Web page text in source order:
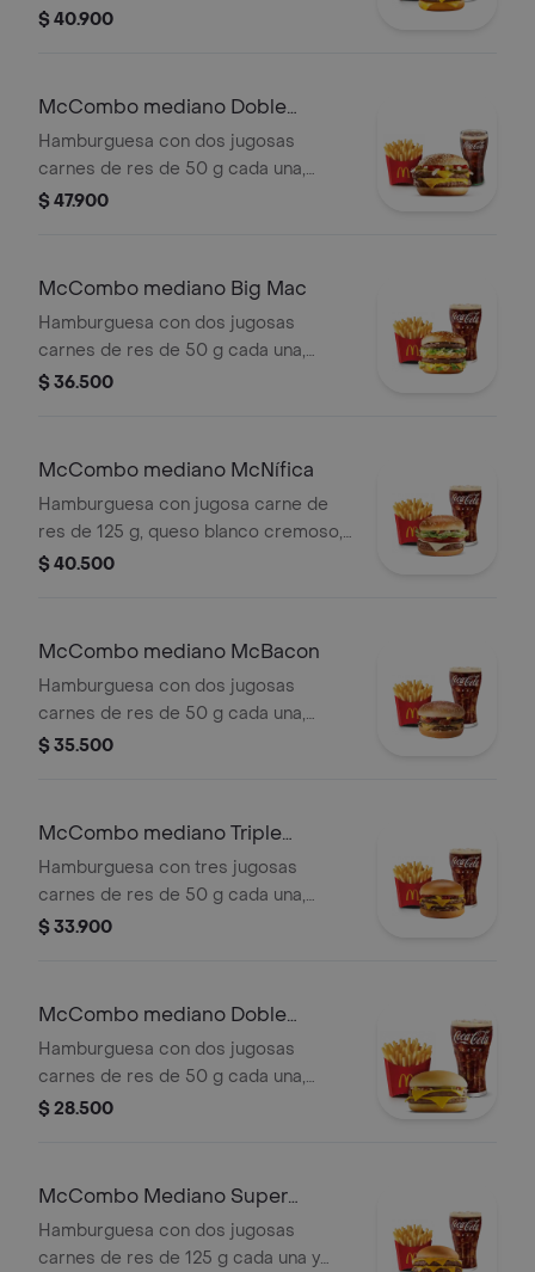
queso cheddar cremoso, salsa de
medianas y bebida mediana a
$ 40.900
McCombo mediano Doble
Cuarto de Libra con Queso
Hamburguesa con dos jugosas
carnes de res de 50 g cada una,
doble queso cheddar cremoso,
Acompañada de papas fritas
medianas y bebida mediana a
elección.
$ 47.900
McCombo mediano Big Mac
Hamburguesa con dos jugosas
carnes de res de 50 g cada una,
cebolla, lechuga fresca, pepinillos,
Mac™, en pan dorado con ajonjolí.
medianas y bebida mediana a
elección.
$ 36.500
McCombo mediano McNífica
Hamburguesa con jugosa carne de
res de 125 g, queso blanco cremoso,
cebolla, tomate fresco, lechuga, salsa
de papas fritas medianas y bebida
$ 40.500
McCombo mediano McBacon
Hamburguesa con dos jugosas
carnes de res de 50 g cada una,
tocineta ahumada, cebolla, queso
Acompañada de papas fritas
medianas y bebida mediana a
elección.
$ 35.500
McCombo mediano Triple
Hamburguesa con Queso
Hamburguesa con tres jugosas
carnes de res de 50 g cada una,
doble queso cheddar cremoso,
Acompañada de papas fritas
elección.
$ 33.900
McCombo mediano Doble
Hamburguesa con Queso
Hamburguesa con dos jugosas
carnes de res de 50 g cada una,
doble queso cheddar cremoso,
Acompañada de papas fritas
medianas y bebida mediana a
elección.
$ 28.500
McCombo Mediano Super
Cheddar Lover
Hamburguesa con dos jugosas
carnes de res de 125 g cada una y